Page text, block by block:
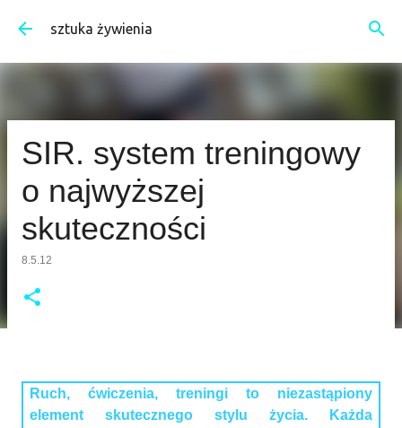
Przejdź do głównej zawartości
sztuka żywienia
SIR. system treningowy
o najwyższej
skuteczności
8.5.12
Ruch, ćwiczenia, treningi to niezastąpiony
element skutecznego stylu życia. Każda